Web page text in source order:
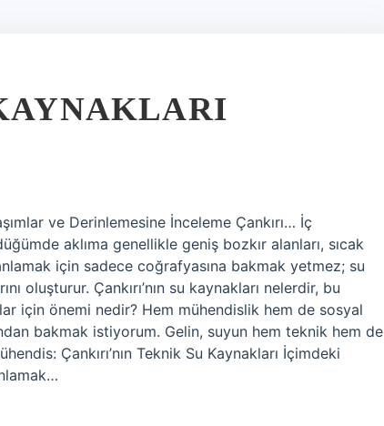
ve Derinlemesine İnceleme Çankırı… İç
aklıma genellikle geniş bozkır alanları, sıcak
için sadece coğrafyasına bakmak yetmez; su
oluşturur. Çankırı’nın su kaynakları nelerdir, bu
için önemi nedir? Hem mühendislik hem de sosyal
bakmak istiyorum. Gelin, suyun hem teknik hem de
Çankırı’nın Teknik Su Kaynakları İçimdeki